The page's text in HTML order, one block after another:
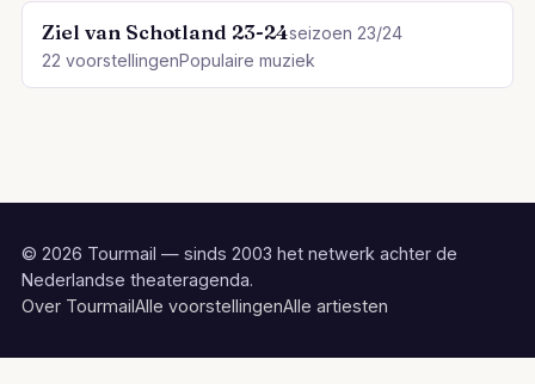
Ziel van Schotland 23-24seizoen 23/24
22 voorstellingenPopulaire muziek
© 2026 Tourmail — sinds 2003 het netwerk achter de
Nederlandse theateragenda.
Over TourmailAlle voorstellingenAlle artiesten